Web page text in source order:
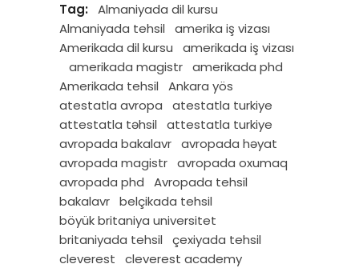
Tag:
Almaniyada dil kursu
Almaniyada tehsil
amerika iş vizası
Amerikada dil kursu
amerikada iş vizası
amerikada magistr amerikada phd
Amerikada tehsil
Ankara yös
atestatla avropa
atestatla turkiye
attestatla təhsil
attestatla turkiye
avropada bakalavr avropada həyat
avropada magistr avropada oxumaq
avropada phd
Avropada tehsil
bakalavr belçikada tehsil
böyük britaniya universitet
britaniyada tehsil
çexiyada tehsil
cleverest
cleverest academy